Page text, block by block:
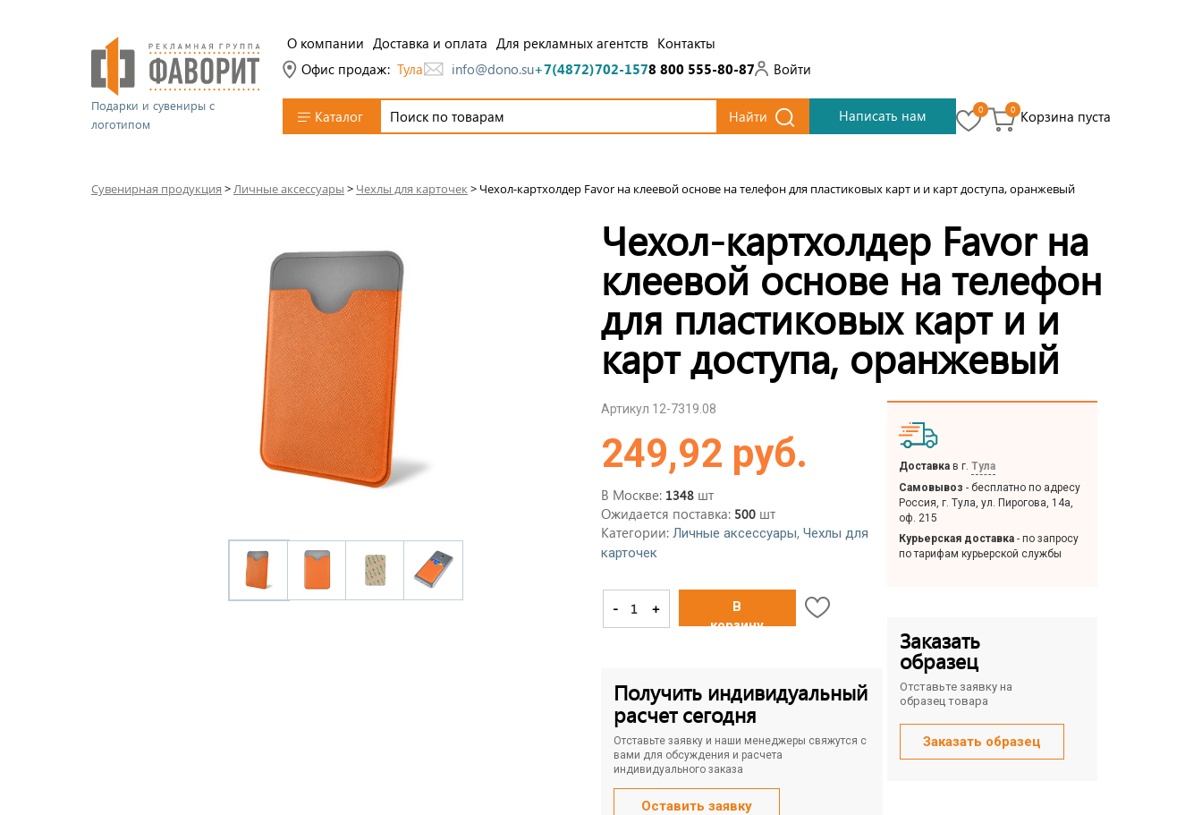
Подарки и сувениры с
логотипом
О компании Доставка и оплата Для рекламных агентств Контакты
Офис продаж: Тула info@dono.su+7(4872)702-1578 800 555-80-87 Войти
Каталог Найти Написать нам 0 0 Корзина пуста
Сувенирная продукция >Личные аксессуары > Чехлы для карточек> Чехол-картхолдер Favor на клеевой основе на телефон для пластиковых карт и и карт доступа, оранжевый
Чехол-картхолдер Favor на
клеевой основе на телефон
для пластиковых карт и и
карт доступа, оранжевый
Артикул 12-7319.08
249,92 руб.
В Москве: 1348 шт
Ожидается поставка: 500 шт
Категории: Личные аксессуары, Чехлы для
карточек
- +
В
корзину
Получить индивидуальный
расчет сегодня
Отставьте заявку и наши менеджеры свяжутся с
вами для обсуждения и расчета
индивидуального заказа
Оставить заявку
Доставка в г. Тула
Самовывоз - бесплатно по адресу
Россия, г. Тула, ул. Пирогова, 14а,
оф. 215
Курьерская доставка - по запросу
по тарифам курьерской службы
Заказать
образец
Отставьте заявку на
образец товара
Заказать образец